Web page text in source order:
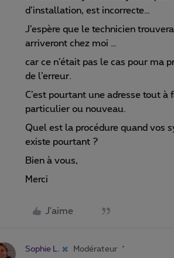
d’installation, est incorrecte…
J’espère que le technicien
arriveront chez moi …
car ce n’était pas le cas pour ma
de l’erreur.
C’est pourtant une adresse tout
particulier ou nouveau.
Quel est la procédure quand vos
existe pourtant ?
Bien à vous,
Merci
J'aime
Sophie L. Modérateur